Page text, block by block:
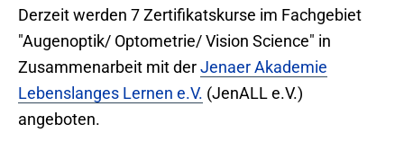
Derzeit werden 7 Zertifikatskurse im Fachgebiet
"Augenoptik/ Optometrie/ Vision Science" in
Zusammenarbeit mit derJenaer Akademie
Lebenslanges Lernen e.V. (JenALL e.V.)
angeboten.